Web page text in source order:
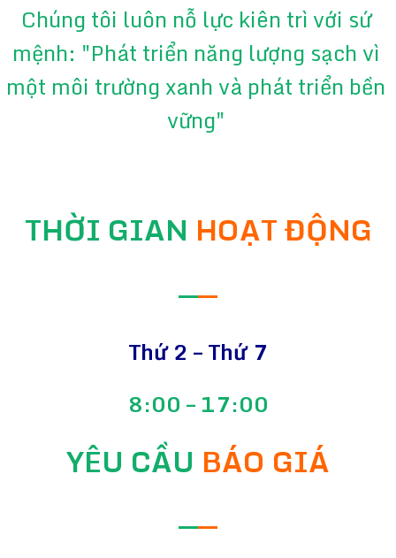
Chúng tôi luôn nỗ lực kiên trì với sứ
mệnh: "Phát triển năng lượng sạch vì
một môi trường xanh và phát triển bền
vững"
THỜI GIAN HOẠT ĐỘNG
——
Thứ 2 – Thứ 7
8:00 – 17:00
YÊU CẦU BÁO GIÁ
——